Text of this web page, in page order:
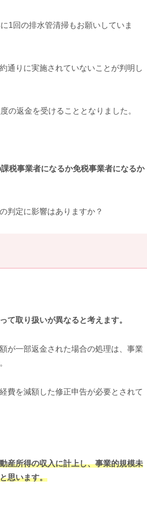
1回の排水管清掃もお願いしていま
通りに実施されていないことが判明し
の返金を受けることとなりました。
税事業者になるか免税事業者になるか
判定に影響はありますか？
て取り扱いが異なると考えます。
が一部返金された場合の処理は、事業
費を減額した修正申告が必要とされて
産所得の収入に計上し、事業的規模未
思います。